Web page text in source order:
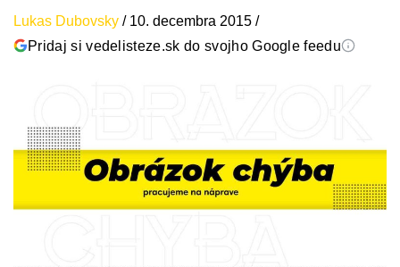
Lukas Dubovsky / 10. decembra 2015 /
Pridaj si vedelisteze.sk do svojho Google feedu